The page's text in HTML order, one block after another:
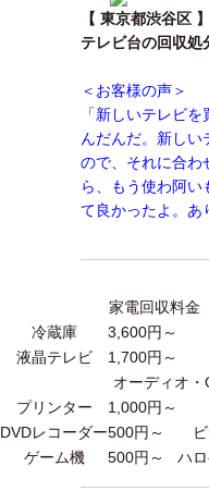
【 東京都渋谷区 】
テレビ台の回収処
＜お客様の声＞
「新しいテレビ
んだんだ。新しい
ので、それに合わ
ら、もう使わ阿い
て良かったよ。あ
家電回収料金
冷蔵庫
3,600円～
液晶テレビ
1,700円～
オーディオ・
プリンター
1,000円～
DVDレコーダー500円～
ゲーム機
500円～ ハ